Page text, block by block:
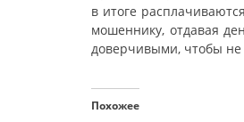
в итоге
мошеннику, отдавая
доверчивыми, чтобы не
Похожее